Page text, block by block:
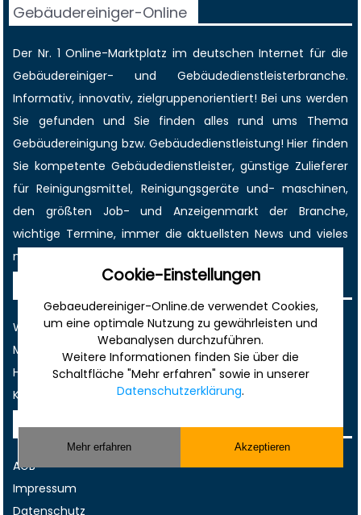
Gebäudereiniger-Online
Der Nr. 1 Online-Marktplatz im deutschen Internet für die
Gebäudereiniger- und Gebäudedienstleisterbranche.
Informativ, innovativ, zielgruppenorientiert! Bei uns werden
Sie gefunden und Sie finden alles rund ums Thema
Gebäudereinigung bzw. Gebäudedienstleistung! Hier finden
Sie kompetente Gebäudedienstleister, günstige Zulieferer
für Reinigungsmittel, Reinigungsgeräte und- maschinen,
den größten Job- und Anzeigenmarkt der Branche,
wichtige Termine, immer dieaktuellsten News und vieles
mehr!
Werbung
Musterverträge und Vorlagen
Hilfe
Kontakt
Rechtliches
AGB
Impressum
Datenschutz
Cookie-Einstellungen
Gebaeudereiniger-Online.de verwendet Cookies,
um eine optimale Nutzung zu gewährleisten und
Webanalysen durchzuführen.
Weitere Informationen finden Sie über die
Schaltfläche "Mehr erfahren" sowie in unserer
Datenschutzerklärung.
Mehr erfahren Akzeptieren